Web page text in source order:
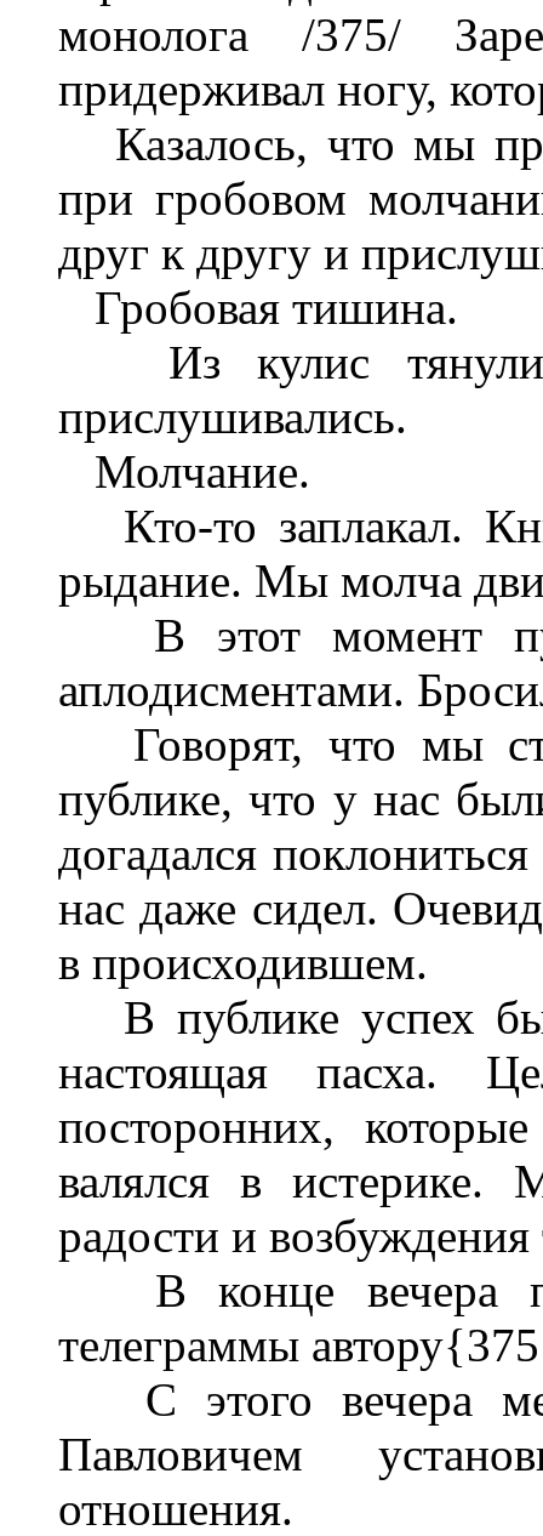
монолога /375/
придерживал ногу,
Казалось, что мы
при гробовом
друг к другу и
Гробовая тишина.
Из кулис
прислушивались.
Молчание.
Кто-то заплакал.
рыдание. Мы молча
В этот момент
аплодисментами.
Говорят, что мы
публике, что у нас
догадался
нас даже сидел.
в происходившем.
В публике успех
настоящая пасха.
посторонних,
валялся в
радости и
В конце вечера
телеграммы
С этого вечера
Павловичем
отношения.